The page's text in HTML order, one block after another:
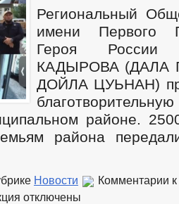
Региональный
имени Первого
Героя России
КАДЫРОВА (ДАЛА
ДОЙЛА ЦУЬНАН)
районе.
района
Новости Комментарии
отключены